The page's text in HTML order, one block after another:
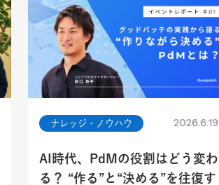
ナレッジ・ノウハウ 2026.6.19
AI時代、PdMの役割はどう変わ
る？ “作る”と“決める”を往復す